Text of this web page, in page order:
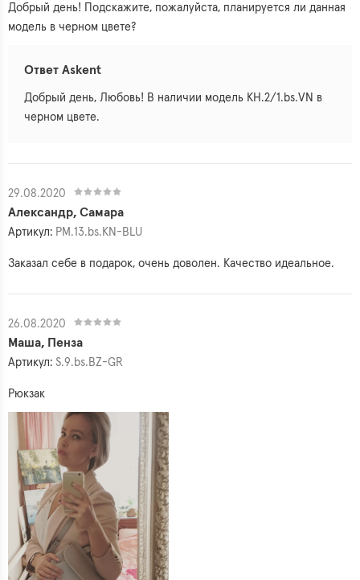
Добрый день! Подскажите, пожалуйста, планируется ли данная
модель в черном цвете?
Ответ Askent
Добрый день, Любовь! В наличии модель KH.2/1.bs.VN в
черном цвете.
29.08.2020
Александр, Самара
Артикул: PM.13.bs.KN-BLU
Заказал себе в подарок, очень доволен. Качество идеальное.
26.08.2020
Маша, Пенза
Артикул: S.9.bs.BZ-GR
Рюкзак